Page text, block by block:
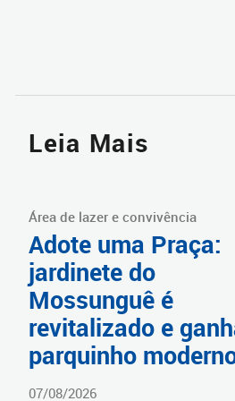
Leia Mais
Área de lazer e convivência
Adote uma Praça:
jardinete do
Mossunguê é
revitalizado e
parquinho
07/08/2026